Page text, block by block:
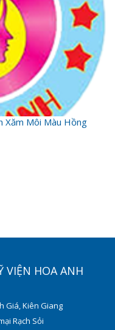
Xăm Môi Màu Hồng
VIỆN HOA ANH
Giá, Kiên Giang
Rạch Sỏi